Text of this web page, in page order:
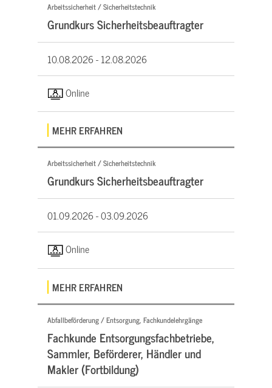
Arbeitssicherheit / Sicherheitstechnik
Grundkurs Sicherheitsbeauftragter
10.08.2026 -12.08.2026
Online
MEHR ERFAHREN
Arbeitssicherheit / Sicherheitstechnik
Grundkurs Sicherheitsbeauftragter
01.09.2026 -03.09.2026
Online
MEHR ERFAHREN
Abfallbeförderung / Entsorgung, Fachkundelehrgänge
Fachkunde Entsorgungsfachbetriebe,
Sammler, Beförderer, Händler und
Makler (Fortbildung)